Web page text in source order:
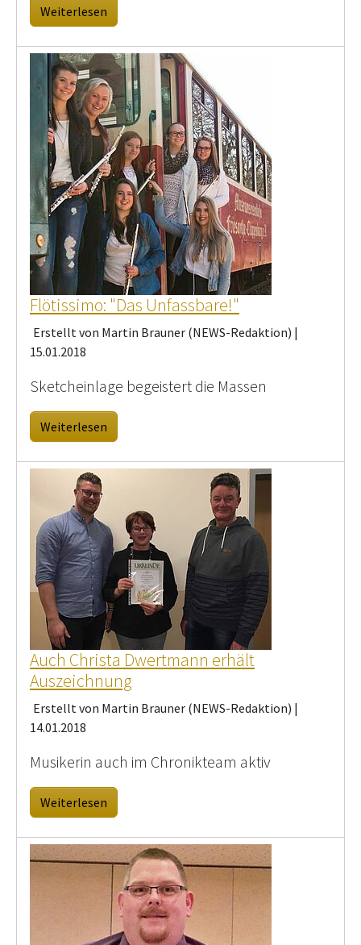
Weiterlesen
Flötissimo: "Das Unfassbare!"
Erstellt von Martin Brauner (NEWS-Redaktion) |
15.01.2018
Sketcheinlage begeistert die Massen
Weiterlesen
Auch Christa Dwertmann erhält
Auszeichnung
Erstellt von Martin Brauner (NEWS-Redaktion) |
14.01.2018
Musikerin auch im Chronikteam aktiv
Weiterlesen